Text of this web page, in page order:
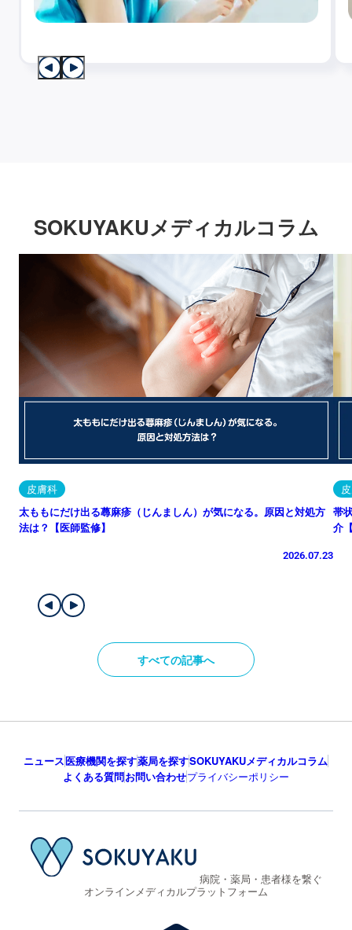
SOKUYAKUメディカルコラム
皮膚科
太ももにだけ出る蕁麻疹（じんましん）が気になる。原因と対処方
法は？【医師監修】
2026.07.23
帯
介
すべての記事へ
ニュース医療機関を探す薬局を探すSOKUYAKUメディカルコラム
よくある質問お問い合わせプライバシーポリシー
病院・薬局・患者様を繋ぐ
オンラインメディカルプラットフォーム